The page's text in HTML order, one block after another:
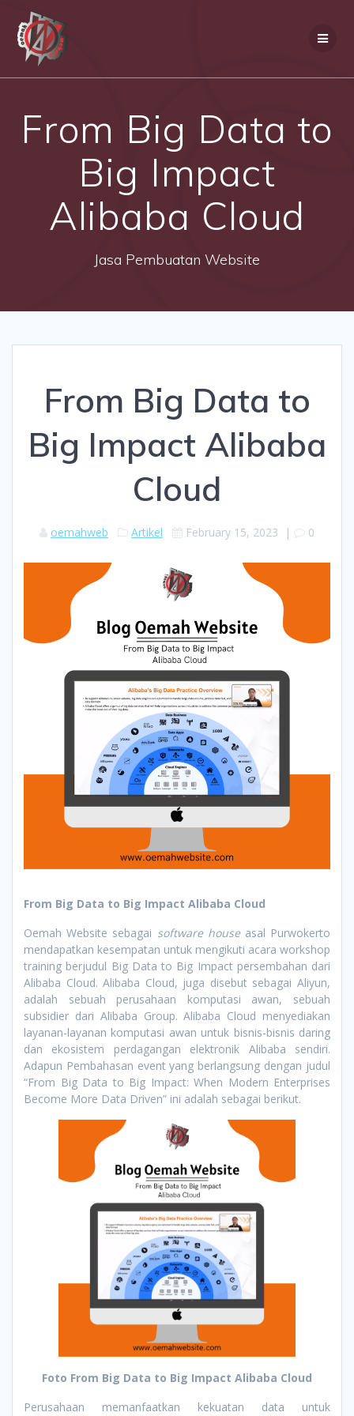
From Big Data to
Big Impact
Alibaba Cloud
Jasa Pembuatan Website
From Big Data to
Big Impact Alibaba
Cloud
oemahweb Artikel February 15, 2023 | 0
From Big Data to Big Impact Alibaba Cloud
Oemah Website sebagai software houseasal Purwokerto
mendapatkan kesempatan untuk mengikuti acara workshop
training berjudul Big Data to Big Impact persembahan dari
Alibaba Cloud. Alibaba Cloud, juga disebut sebagai Aliyun,
adalah sebuah perusahaan komputasi awan, sebuah
subsidier dari Alibaba Group. Alibaba Cloud menyediakan
layanan-layanan komputasi awan untuk bisnis-bisnis daring
dan ekosistem perdagangan elektronik Alibaba sendiri.
Adapun Pembahasan event yang berlangsung dengan judul
“From Big Data to Big Impact: When Modern Enterprises
Become More Data Driven” ini adalah sebagai berikut.
Foto From Big Data to Big Impact Alibaba Cloud
Perusahaan memanfaatkan kekuatan data untuk